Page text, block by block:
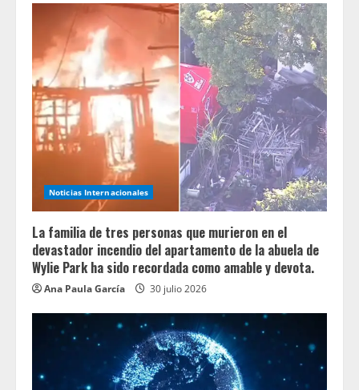
Noticias Internacionales
La familia de tres personas que murieron en el
devastador incendio del apartamento de la abuela de
Wylie Park ha sido recordada como amable y devota.
Ana Paula García 30 julio 2026